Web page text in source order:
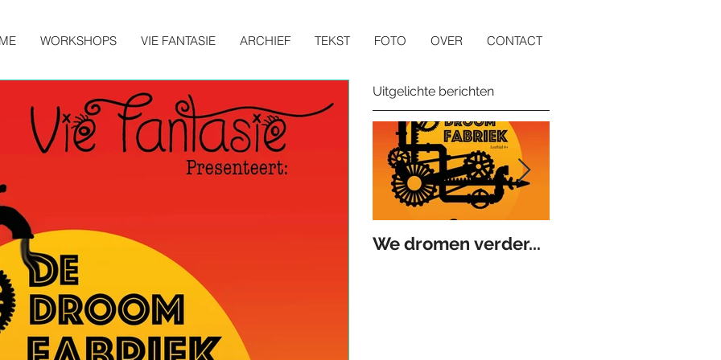
WORKSHOPS VIE FANTASIE ARCHIEF TEKST FOTO OVER CONTACT
Uitgelichte berichten
We dromen verder...